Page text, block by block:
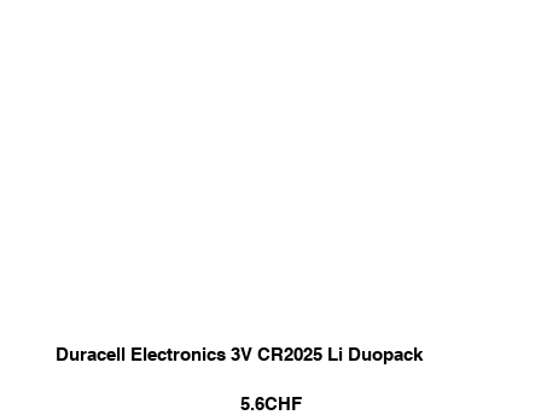
Duracell Electronics 3V CR2025 Li Duopack
5.6CHF